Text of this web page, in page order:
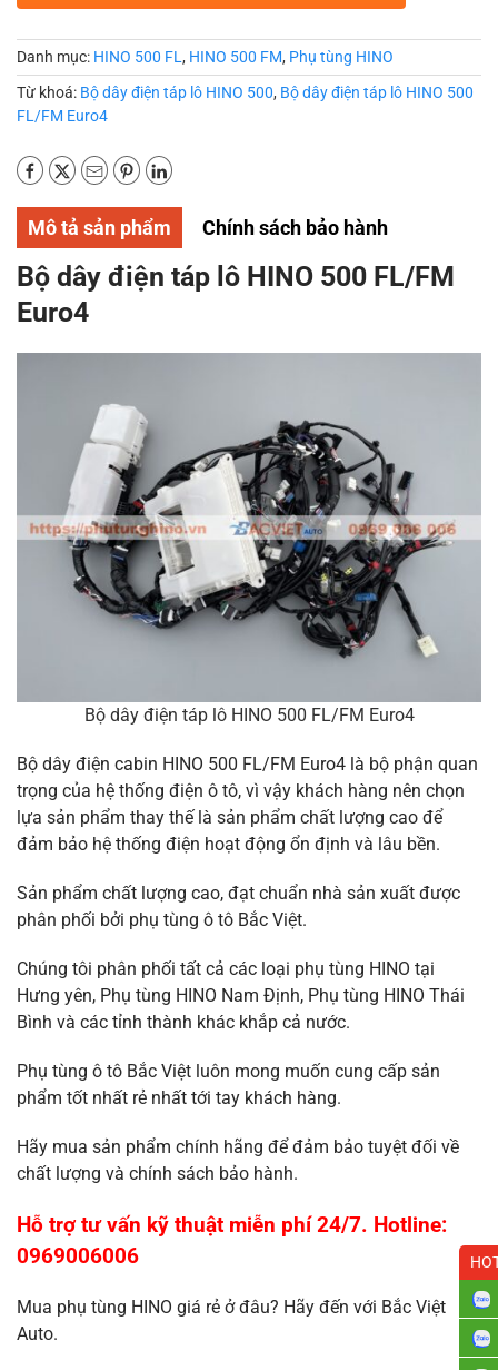
Danh mục: HINO 500 FL , HINO 500 FM, Phụ tùng HINO
Từ khoá: Bộ dây điện táp lô HINO 500, Bộ dây điện táp lô HINO 500
FL/FM Euro4
Mô tả sản phẩm Chính sách bảo hành
Bộ dây điện táp lô HINO 500 FL/FM
Euro4
Bộ dây điện táp lô HINO 500 FL/FM Euro4
Bộ dây điện cabin HINO 500 FL/FM Euro4 là bộ phận quan
trọng của hệ thống điện ô tô, vì vậy khách hàng nên chọn
lựa sản phẩm thay thế là sản phẩm chất lượng cao để
đảm bảo hệ thống điện hoạt động ổn định và lâu bền.
Sản phẩm chất lượng cao, đạt chuẩn nhà sản xuất được
phân phối bởi phụ tùng ô tô Bắc Việt.
Chúng tôi phân phối tất cả các loại phụ tùng HINO tại
Hưng yên, Phụ tùng HINO Nam Định, Phụ tùng HINO Thái
Bình và các tỉnh thành khác khắp cả nước.
Phụ tùng ô tô Bắc Việt luôn mong muốn cung cấp sản
phẩm tốt nhất rẻ nhất tới tay khách hàng.
Hãy mua sản phẩm chính hãng để đảm bảo tuyệt đối về
chất lượng và chính sách bảo hành.
Hỗ trợ tư vấn kỹ thuật miễn phí 24/7. Hotline:
0969006006
Mua phụ tùng HINO giá rẻ ở đâu? Hãy đến với Bắc Việt
Auto.